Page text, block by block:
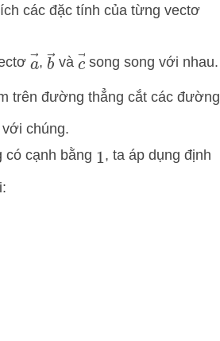
các đặc tính của từng vectơ
a→
, b →
và c →
song song với nhau.
trên đường thẳng cắt các đường
chúng.
có cạnh bằng 1, ta áp dụng định